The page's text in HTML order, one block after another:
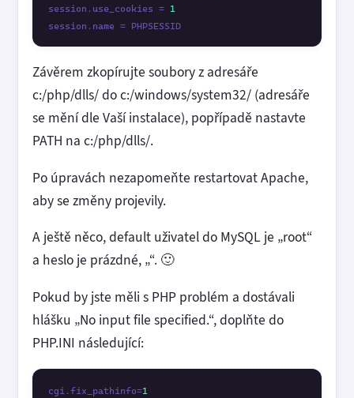
session.use_cookies = 1
session.name = PHPSESSID
Závěrem zkopírujte soubory z adresáře
c:/php/dlls/ do c:/windows/system32/ (adresáře
se mění dle Vaší instalace), popřípadě nastavte
PATH na c:/php/dlls/.
Po úpravách nezapomeňte restartovat Apache,
aby se změny projevily.
A ještě něco, default uživatel do MySQL je „root“
a heslo je prázdné, „“. 🙂
Pokud by jste měli s PHP problém a dostávali
hlášku „No input file specified.“, doplňte do
PHP.INI následující:
cgi.fix_pathinfo=1